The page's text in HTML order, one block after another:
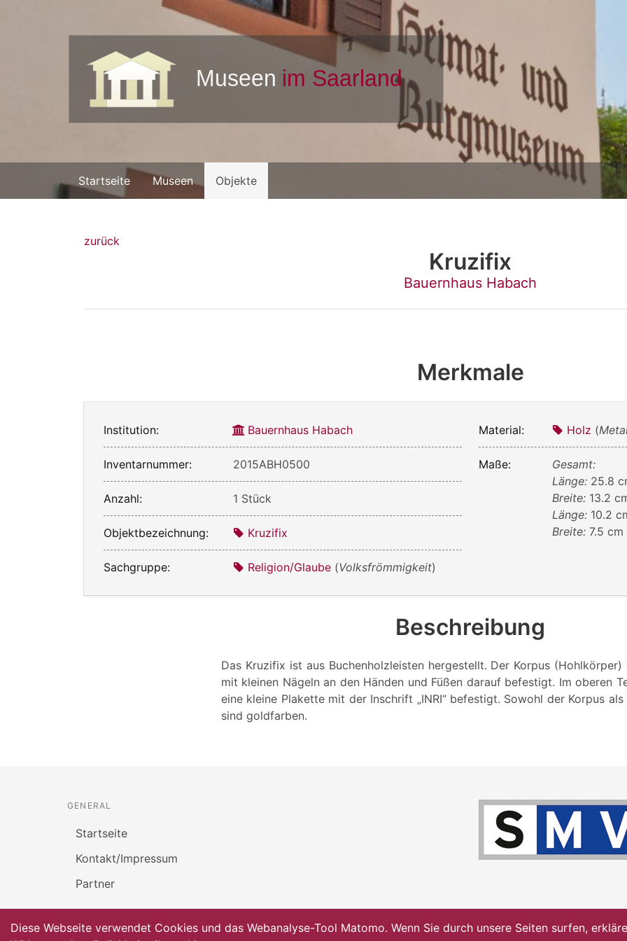
Startseite Museen Objekte
zurück
Kruzifix
Bauernhaus Habach
Merkmale
Institution: Bauernhaus Habach
Inventarnummer: 2015ABH0500
Anzahl: 1 Stück
Objektbezeichnung: Kruzifix
Sachgruppe: Religion/Glaube (Volksfrömmigkeit)
Material: Holz (
Maße:
Gesamt:
Länge: 25.8
Breite: 13.2
Länge: 10.2
Breite:7.5 cm
Beschreibung
Das Kruzifix ist aus Buchenholzleisten hergestellt. Der Korpus
mit kleinen Nägeln an den Händen und Füßen darauf befestigt. Im oberen
eine kleine Plakette mit der Inschrift „INRI“ befestigt. Sowohl der Korpus
sind goldfarben.
GENERAL
Startseite
Kontakt/Impressum
Partner
Diese Webseite verwendet Cookies und das Webanalyse-Tool Matomo. Wenn Sie durch unsere Seiten surfen,